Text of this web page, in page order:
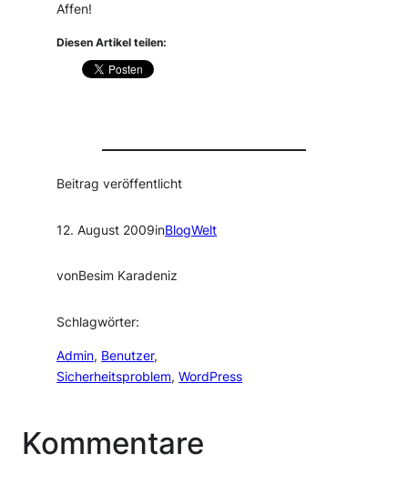
Affen!
Diesen Artikel teilen:
Beitrag veröffentlicht
12. August 2009inBlogWelt
vonBesim Karadeniz
Schlagwörter:
Admin, Benutzer
Sicherheitsproblem, WordPress
Kommentare